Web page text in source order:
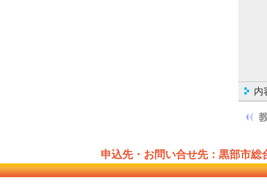
内
申込先・お問い合せ先：黒部市総